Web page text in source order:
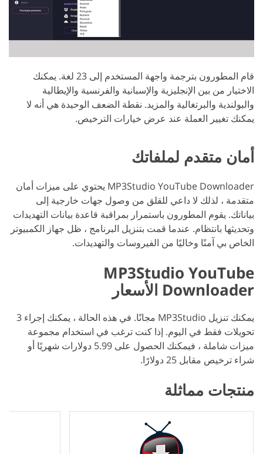
قام المطورون بترجمة واجهة المستخدم إلى 23 لغة. يمكنك
الاختيار من بين الإنجليزية والإسبانية والفرنسية والإيطالية
والبولندية والبرتغالية والمزيد. نقطة الضعف الوحيدة هي أنه لا
يمكنك تغيير العملة عند عرض خيارات الترخيص.
أمان متقدم لملفاتك
MP3Studio YouTube Downloader يحتوي على ميزات أمان
متقدمة ، لذلك لا داعي للقلق من وصول جهات خارجية إلى
بياناتك. يقوم المطورون باستمرار بمراقبة قاعدة بيانات التهديدات
وتحديثها بانتظام. عندما قمت بتنزيل البرنامج ، ظل جهاز الكمبيوتر
الخاص بي آمنًا وخاليًا من الفيروسات والتهديدات.
MP3Studio YouTube
Downloader الأسعار
يمكنك تنزيل MP3Studio مجانًا. في هذه الحالة ، يمكنك إجراء 3
تحويلات فقط في اليوم. إذا كنت ترغب في استخدام مجموعة
ميزات شاملة ، فيمكنك الحصول على 5.99 دولارات شهريًا أو
شراء ترخيص مقابل 25 دولارًا.
منتجات مماثلة